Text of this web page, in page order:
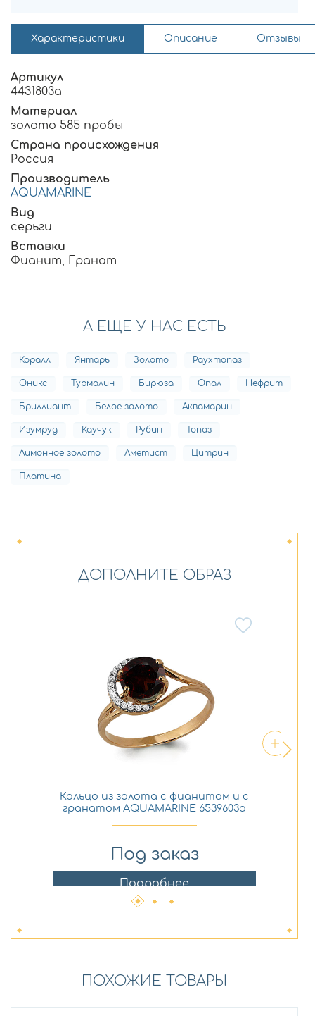
Характеристики Описание Отзывы
Артикул
4431803а
Материал
золото 585 пробы
Страна происхождения
Россия
Производитель
AQUAMARINE
Вид
серьги
Вставки
Фианит, Гранат
А ЕЩЕ У НАС ЕСТЬ
Коралл Янтарь Золото Раухтопаз
Оникс Турмалин Бирюза Опал Нефрит
Бриллиант Белое золото Аквамарин
Изумруд Каучук Рубин Топаз
Лимонное золото Аметист Цитрин
Платина
ДОПОЛНИТЕ ОБРАЗ
Кольцо из золота с фианитом и с
гранатом AQUAMARINE 6539603а
Под заказ
Подробнее
ПОХОЖИЕ ТОВАРЫ